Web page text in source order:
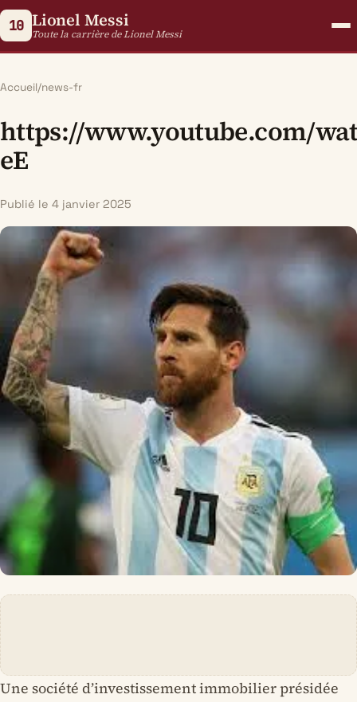
10 Lionel Messi
Toute la carrière de Lionel Messi
Accueil/news-fr
https://www.youtube.com/
eE
Publié le 4 janvier 2025
Une société d’investissement immobilier présidée